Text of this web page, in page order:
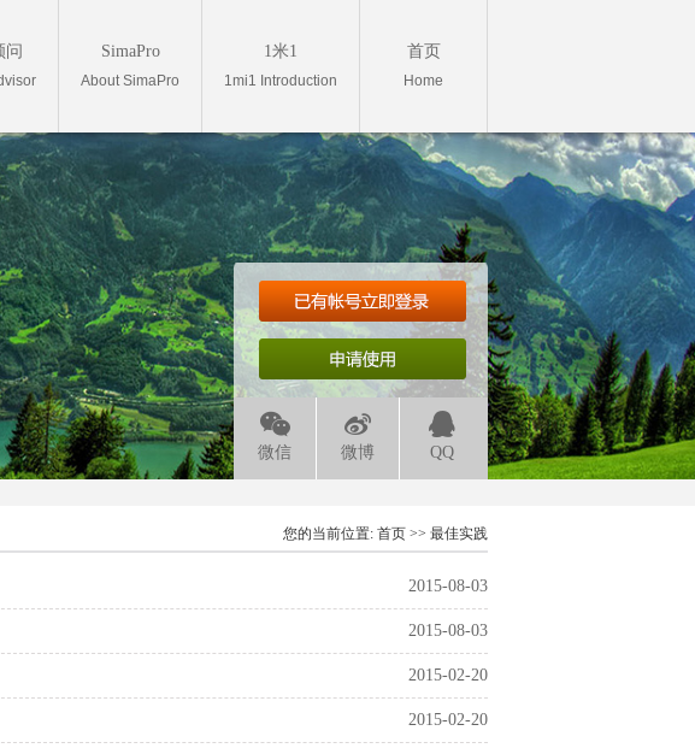
首页
Home
1米1
1mi1 Introduction
SimaPro
About SimaPro
问
微信 微博 QQ
您的当前位置: 首页 >> 最佳实践
2015-08-03
2015-08-03
2015-02-20
2015-02-20